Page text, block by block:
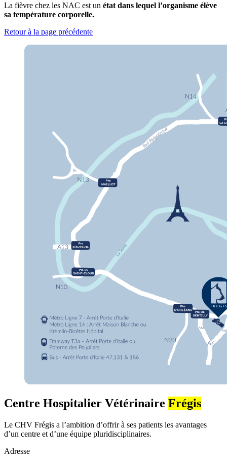
La fièvre chez les NAC est un état dans lequel l’organisme élève
sa température corporelle.
Retour à la page précédente
Centre Hospitalier Vétérinaire Frégis
Le CHV Frégis a l’ambition d’offrir à ses patients les avantages
d’un centre et d’une équipe pluridisciplinaires.
Adresse